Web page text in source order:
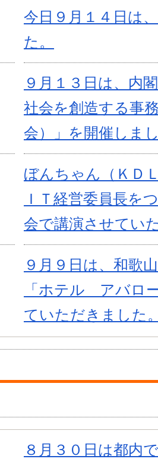
今日９月１４日は
た。
９月１３日は、内
社会を創造する事
会）」を開催しま
ぼんちゃん（ＫＤ
ＩＴ経営委員長を
会で講演させてい
９月９日は、和歌
「ホテル アバロ
ていただきました
８月３０日は都内